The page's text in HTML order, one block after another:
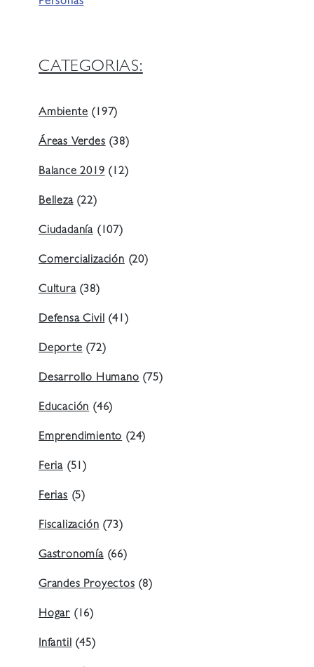
Personas
CATEGORIAS:
Ambiente(197)
Áreas Verdes(38)
Balance 2019(12)
Belleza(22)
Ciudadanía (107)
Comercialización(20)
Cultura(38)
Defensa Civil(41)
Deporte(72)
Desarrollo Humano(75)
Educación(46)
Emprendimiento(24)
Feria (51)
Ferias(5)
Fiscalización(73)
Gastronomía(66)
Grandes Proyectos(8)
Hogar (16)
Infantil(45)